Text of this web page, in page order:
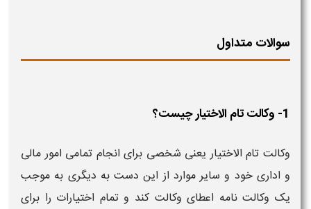
سوالات متداول
1- وکالت تام الاختیار چیست؟
وکالت تام الاختیار یعنی شخصی برای انجام تمامی امور مالی
و اداری خود و سایر موارد از این دست به دیگری به موجب
یک وکالت نامه اعطای وکالت کند و تمام اختیارات را برای